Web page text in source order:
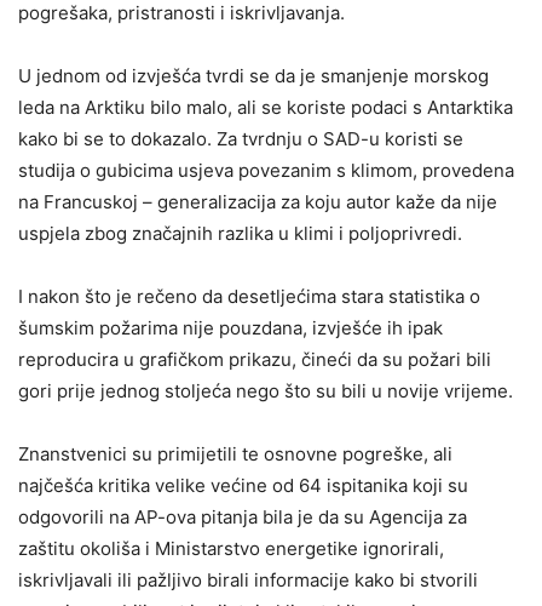
pogrešaka, pristranosti i iskrivljavanja.
U jednom od izvješća tvrdi se da je smanjenje morskog
leda na Arktiku bilo malo, ali se koriste podaci s Antarktika
kako bi se to dokazalo. Za tvrdnju o SAD-u koristi se
studija o gubicima usjeva povezanim s klimom, provedena
na Francuskoj – generalizacija za koju autor kaže da nije
uspjela zbog značajnih razlika u klimi i poljoprivredi.
I nakon što je rečeno da desetljećima stara statistika o
šumskim požarima nije pouzdana, izvješće ih ipak
reproducira u grafičkom prikazu, čineći da su požari bili
gori prije jednog stoljeća nego što su bili u novije vrijeme.
Znanstvenici su primijetili te osnovne pogreške, ali
najčešća kritika velike većine od 64 ispitanika koji su
odgovorili na AP-ova pitanja bila je da su Agencija za
zaštitu okoliša i Ministarstvo energetike ignorirali,
iskrivljavali ili pažljivo birali informacije kako bi stvorili